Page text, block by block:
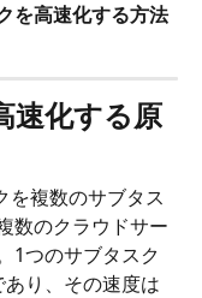
を高速化する方法
速化する原
複数のサブタス
数のクラウドサー
1つのサブタスク
り、その速度は